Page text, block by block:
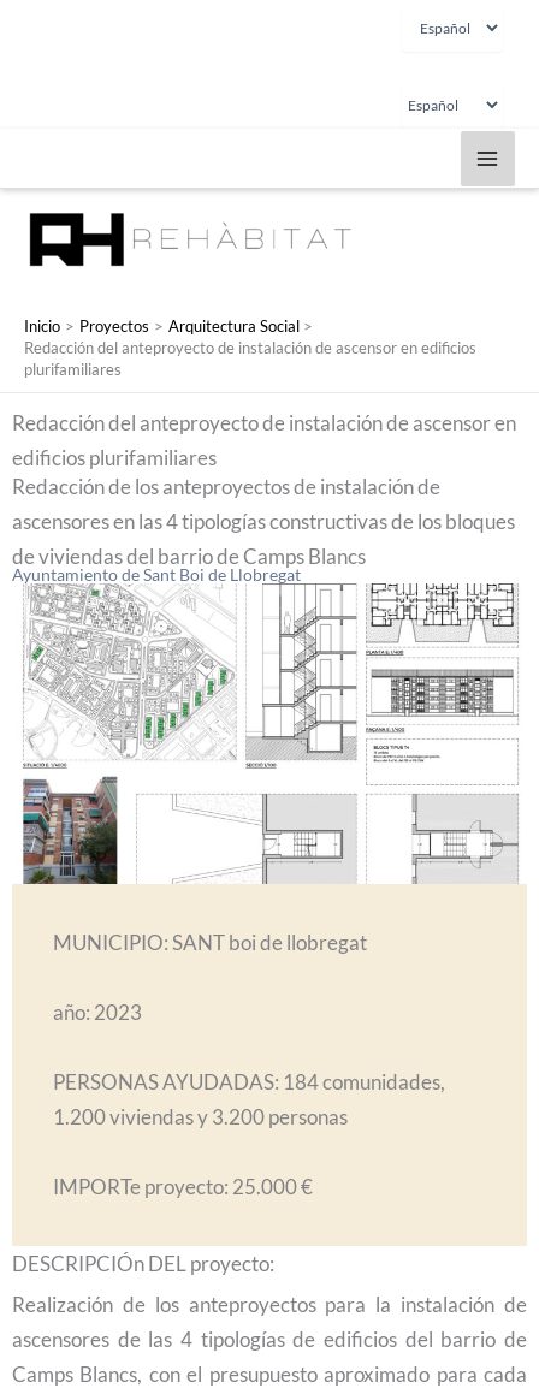
un
un
Inicio Proyectos
Arquitectura Social
Redacción del anteproyecto de instalación de ascensor en edificios
plurifamiliares
Redacción del anteproyecto de instalación de ascensor en
edificios plurifamiliares
Redacción de los anteproyectos de instalación de
ascensores en las 4 tipologías constructivas de los bloques
de viviendas del barrio de Camps Blancs
Ayuntamiento de Sant Boi de Llobregat
MUNICIPIO: SANT boi de llobregat
año: 2023
PERSONAS AYUDADAS: 184 comunidades,
1.200 viviendas y 3.200 personas
IMPORTe proyecto: 25.000 €
DESCRIPCIÓn DEL proyecto:
Realización de los anteproyectos para la instalación de
ascensores de las 4 tipologías de edificios del barrio de
Camps Blancs, con el presupuesto aproximado para cada